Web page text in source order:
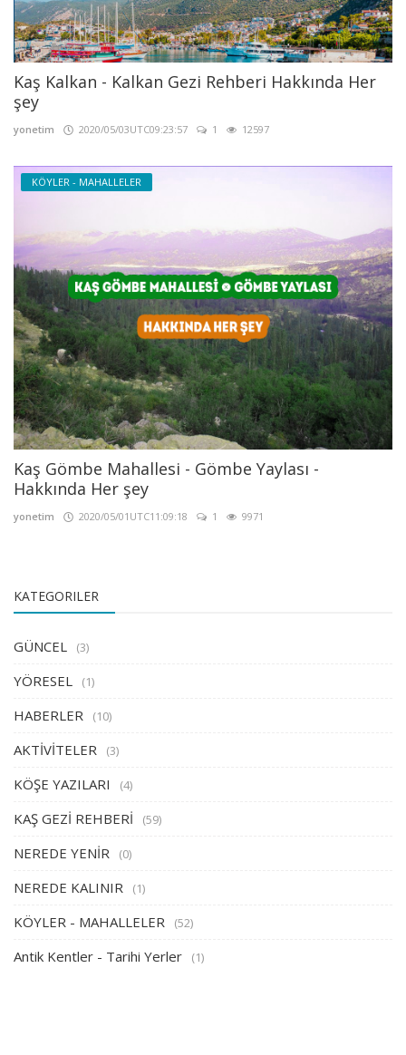
Kaş Kalkan - Kalkan Gezi Rehberi Hakkında Her
şey
yonetim 2020/05/03UTC09:23:57 1 12597
KÖYLER - MAHALLELER
Kaş Gömbe Mahallesi - Gömbe Yaylası -
Hakkında Her şey
yonetim 2020/05/01UTC11:09:18 1 9971
KATEGORILER
GÜNCEL (3)
YÖRESEL (1)
HABERLER (10)
AKTİVİTELER (3)
KÖŞE YAZILARI (4)
KAŞ GEZİ REHBERİ (59)
NEREDE YENİR (0)
NEREDE KALINIR (1)
KÖYLER - MAHALLELER (52)
Antik Kentler - Tarihi Yerler (1)